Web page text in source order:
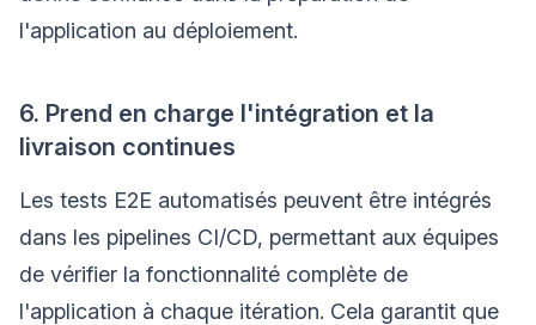
l'application au déploiement.
6. Prend en charge l'intégration et la
livraison continues
Les tests E2E automatisés peuvent être intégrés
dans les pipelines CI/CD, permettant aux équipes
de vérifier la fonctionnalité complète de
l'application à chaque itération. Cela garantit que